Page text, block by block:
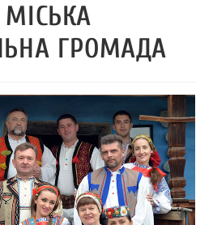
ГРОМАДА